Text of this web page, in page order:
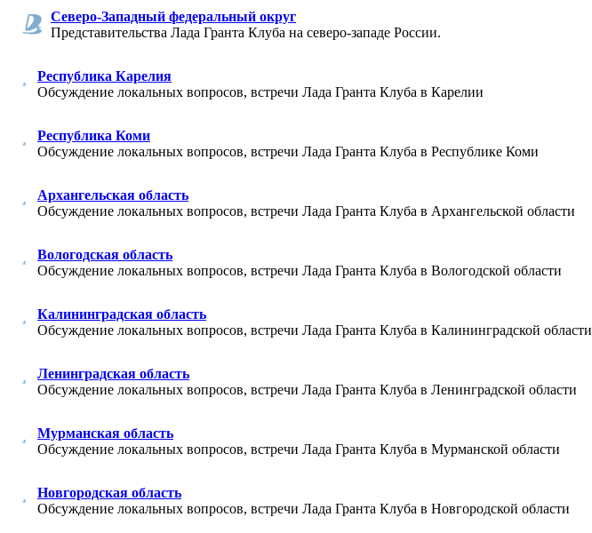
Северо-Западный федеральный округ
Представительства Лада Гранта Клуба на северо-западе России.
Республика Карелия
Обсуждение локальных вопросов, встречи Лада Гранта Клуба в Карелии
Республика Коми
Обсуждение локальных вопросов, встречи Лада Гранта Клуба в Республике Коми
Архангельская область
Обсуждение локальных вопросов, встречи Лада Гранта Клуба в Архангельской области
Вологодская область
Обсуждение локальных вопросов, встречи Лада Гранта Клуба в Вологодской области
Калининградская область
Обсуждение локальных вопросов, встречи Лада Гранта Клуба в Калининградской области
Ленинградская область
Обсуждение локальных вопросов, встречи Лада Гранта Клуба в Ленинградской области
Мурманская область
Обсуждение локальных вопросов, встречи Лада Гранта Клуба в Мурманской области
Новгородская область
Обсуждение локальных вопросов, встречи Лада Гранта Клуба в Новгородской области